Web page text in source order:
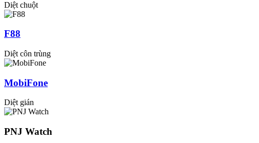
Diệt chuột
F88
Diệt côn trùng
MobiFone
Diệt gián
PNJ Watch